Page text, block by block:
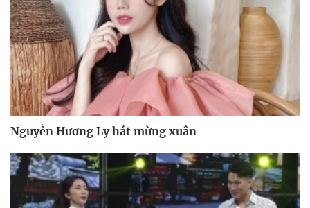
Nguyễn Hương Ly hát mừng xuân